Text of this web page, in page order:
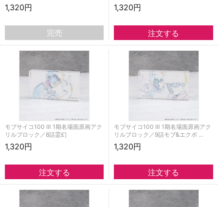
1,320円
完売
1,320円
モブサイコ100 Ⅲ 1期名場面原画アク
リルブロック／8話霊幻
1,320円
モブサイコ100 Ⅲ 1期名場面原画アク
リルブロック／9話モブ&エクボ …
1,320円